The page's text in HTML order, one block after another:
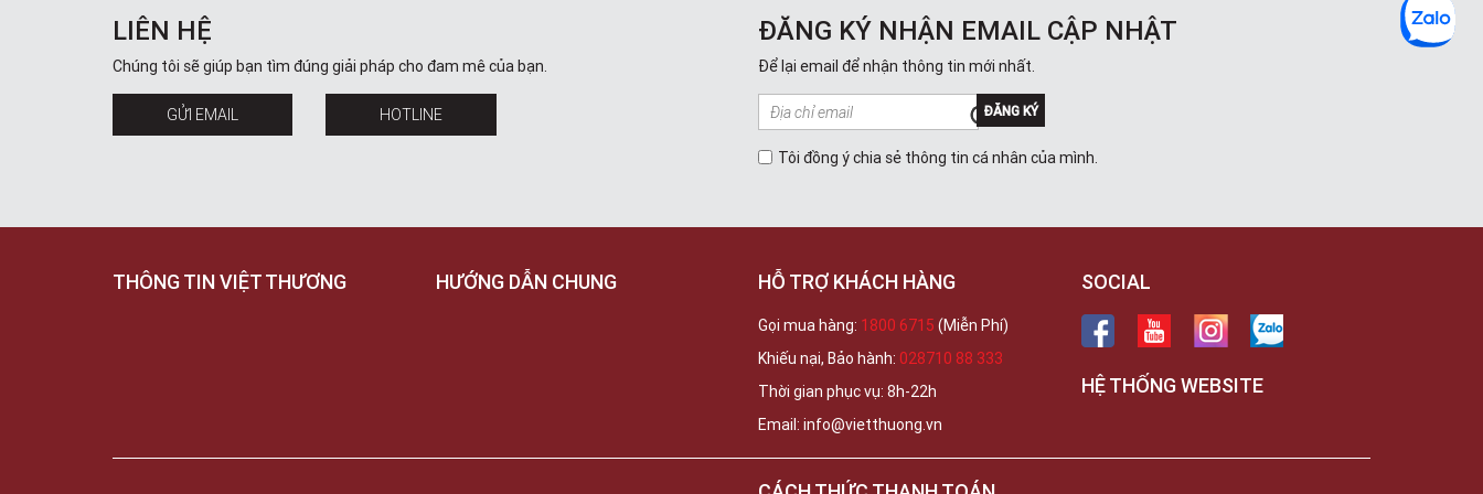
LIÊN HỆ
Chúng tôi sẽ giúp bạn tìm đúng giải pháp cho đam mê của bạn.
GỬI EMAIL HOTLINE
ĐĂNG KÝ NHẬN EMAIL CẬP NHẬT
Để lại email để nhận thông tin mới nhất.
ĐĂNG KÝ
Tôi đồng ý chia sẻ thông tin cá nhân của mình.
THÔNG TIN VIỆT THƯƠNG HƯỚNG DẪN CHUNG HỖ TRỢ KHÁCH HÀNG
Gọi mua hàng: 1800 6715 (Miễn Phí)
Khiếu nại, Bảo hành: 028710 88 333
Thời gian phục vụ: 8h-22h
Email: info@vietthuong.vn
SOCIAL
HỆ THỐNG WEBSITE